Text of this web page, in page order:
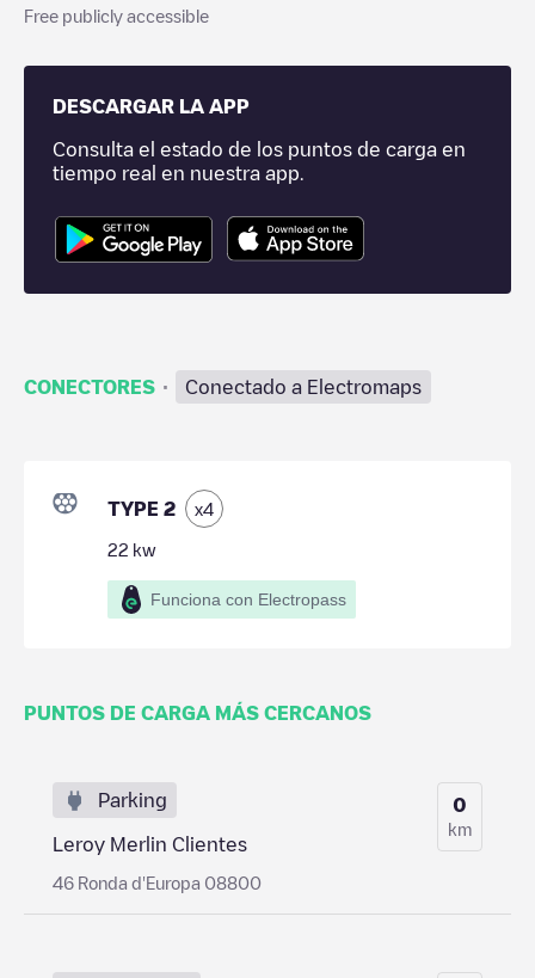
Free publicly accessible
DESCARGAR LA APP
Consulta el estado de los puntos de carga en
tiempo real en nuestra app.
CONECTORES · Conectado a Electromaps
TYPE 2 x4
22 kw
Funciona con Electropass
PUNTOS DE CARGA MÁS CERCANOS
Parking
Leroy Merlin Clientes
46 Ronda d'Europa 08800
0
km